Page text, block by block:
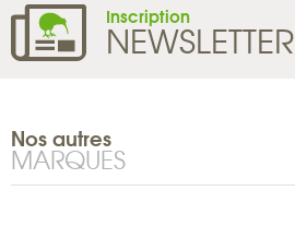
Inscription
NEWSLETTER
Nos autres
MARQUES